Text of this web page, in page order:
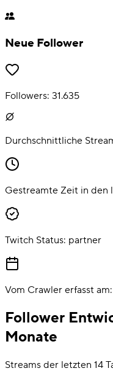
Neue Follower
Followers: 31.635
Durchschnittliche
Gestreamte Zeit in den
Twitch Status: partner
Vom Crawler erfasst am:
Follower
Monate
Streams der letzten 14